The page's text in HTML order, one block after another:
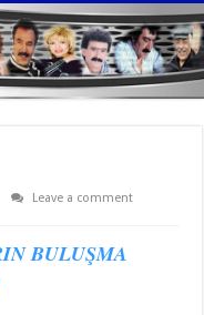
Leave a comment
BULUŞMA